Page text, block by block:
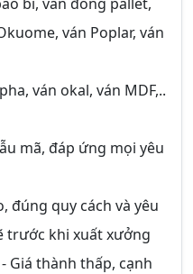
ván Poplar, ván
ván okal, ván MDF,..
mã, đáp ứng mọi yêu
đúng quy cách và yêu
trước khi xuất xưởng
Giá thành thấp, cạnh